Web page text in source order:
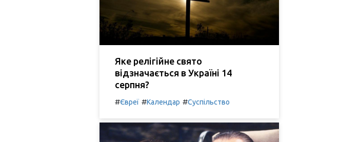
Яке релігійне свято
відзначається в Україні 14
серпня?
#Євреї #Календар #Суспільство